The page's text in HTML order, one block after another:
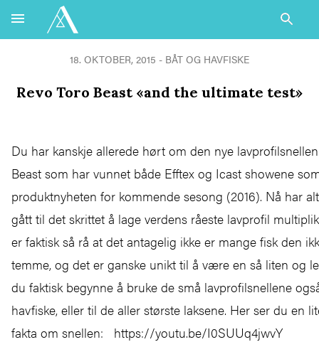
18. OKTOBER, 2015 - BÅT OG HAVFISKE
Revo Toro Beast «and the ultimate test»
Du har kanskje allerede hørt om den nye
Beast som har vunnet både Efftex og Icast showene
produktnyheten for kommende sesong (2016). Nå har
gått til det skrittet å lage verdens råeste lavprofil
er faktisk så rå at det antagelig ikke er mange fisk den
temme, og det er ganske unikt til å være en så liten og
du faktisk begynne å bruke de små lavprofilsnellene
havfiske, eller til de aller største laksene. Her ser du en
fakta om snellen: https://youtu.be/I0SUUq4jwvY